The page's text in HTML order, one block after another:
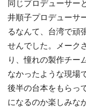
同じプロデューサー
井順子プロデューサ
るなんて、台湾で頑
せんでした。メーク
り、憧れの製作チー
なかったような現場
後半の台本をもらっ
になるのか楽しみな